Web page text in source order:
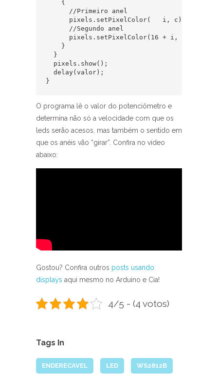
    {
      //Primeiro anel
      pixels.setPixelColor(   i, c);
      //Segundo anel
      pixels.setPixelColor(16 + i, c + 40);
    }
  }
  pixels.show();
  delay(valor);
}
O programa lê o valor do potenciômetro e
determina não só a velocidade com que os
leds serão acesos, mas também o sentido em
que os anéis vão “girar”. Confira no vídeo
abaixo:
Gostou? Confira outros posts usando
displays aqui mesmo no Arduino e Cia!
4/5 - (4 votos)
Tags In
ENDERECAVEL LED WS2812B